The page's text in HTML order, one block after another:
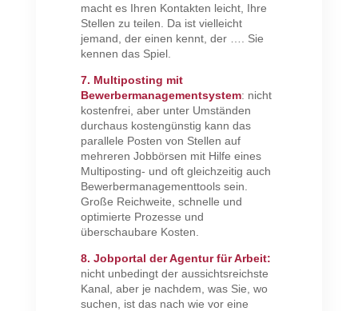
macht es Ihren Kontakten leicht, Ihre
Stellen zu teilen. Da ist vielleicht
jemand, der einen kennt, der …. Sie
kennen das Spiel.
7. Multiposting mit
Bewerbermanagementsystem: nicht
kostenfrei, aber unter Umständen
durchaus kostengünstig kann das
parallele Posten von Stellen auf
mehreren Jobbörsen mit Hilfe eines
Multiposting- und oft gleichzeitig auch
Bewerbermanagementtools sein.
Große Reichweite, schnelle und
optimierte Prozesse und
überschaubare Kosten.
8. Jobportal der Agentur für Arbeit:
nicht unbedingt der aussichtsreichste
Kanal, aber je nachdem, was Sie, wo
suchen, ist das nach wie vor eine